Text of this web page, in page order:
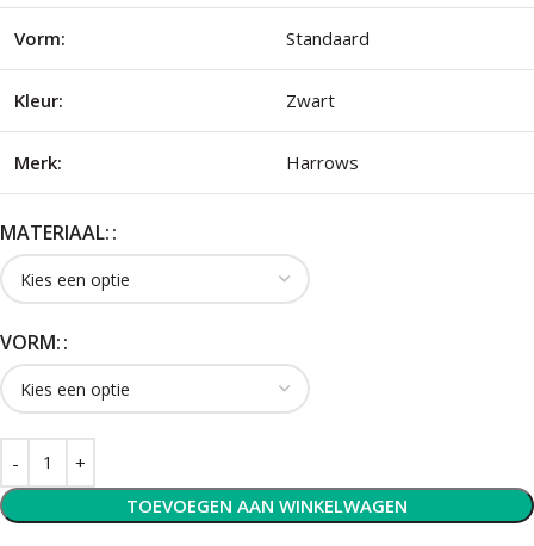
Vorm: Standaard
Kleur: Zwart
Merk: Harrows
MATERIAAL:
VORM:
TOEVOEGEN AAN WINKELWAGEN